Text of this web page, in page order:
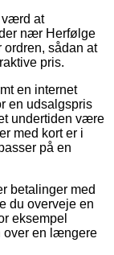
værd at
nær Herfølge
ordren, sådan at
pris.
en internet
en udsalgspris
undertiden være
med kort er i
på en
betalinger med
du overveje en
eksempel
over en længere